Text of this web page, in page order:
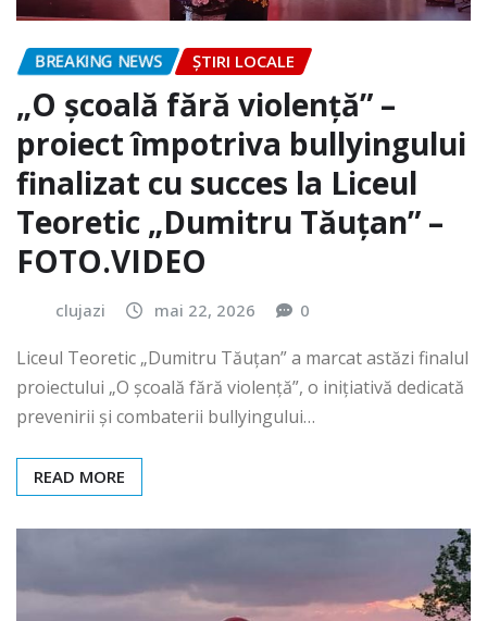
BREAKING NEWS ȘTIRI LOCALE
„O școală fără violență” –
proiect împotriva bullyingului
finalizat cu succes la Liceul
Teoretic „Dumitru Tăuțan” –
FOTO.VIDEO
clujazi mai 22, 2026 0
Liceul Teoretic „Dumitru Tăuțan” a marcat astăzi finalul
proiectului „O școală fără violență”, o inițiativă dedicată
prevenirii și combaterii bullyingului…
READ MORE